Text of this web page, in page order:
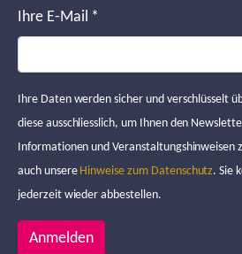
Ihre E-Mail *
Ihre Daten werden sicher und verschlüsselt
diese ausschliesslich, um Ihnen den
Informationen und Veranstaltungshinweisen
auch unsere Hinweise zum Datenschutz. Sie
jederzeit wieder abbestellen.
Anmelden